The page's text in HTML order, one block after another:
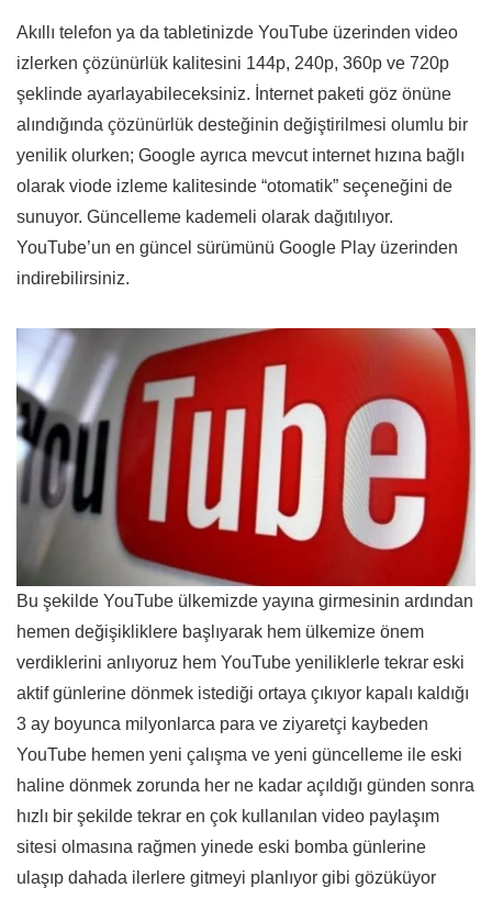
Akıllı telefon ya da tabletinizde YouTube üzerinden video
izlerken çözünürlük kalitesini 144p, 240p, 360p ve 720p
şeklinde ayarlayabileceksiniz. İnternet paketi göz önüne
alındığında çözünürlük desteğinin değiştirilmesi olumlu bir
yenilik olurken; Google ayrıca mevcut internet hızına bağlı
olarak viode izleme kalitesinde “otomatik” seçeneğini de
sunuyor. Güncelleme kademeli olarak dağıtılıyor.
YouTube’un en güncel sürümünü Google Play üzerinden
indirebilirsiniz.
Bu şekilde YouTube ülkemizde yayına girmesinin ardından
hemen değişikliklere başlıyarak hem ülkemize önem
verdiklerini anlıyoruz hem YouTube yeniliklerle tekrar eski
aktif günlerine dönmek istediği ortaya çıkıyor kapalı kaldığı
3 ay boyunca milyonlarca para ve ziyaretçi kaybeden
YouTube hemen yeni çalışma ve yeni güncelleme ile eski
haline dönmek zorunda her ne kadar açıldığı günden sonra
hızlı bir şekilde tekrar en çok kullanılan video paylaşım
sitesi olmasına rağmen yinede eski bomba günlerine
ulaşıp dahada ilerlere gitmeyi planlıyor gibi gözüküyor